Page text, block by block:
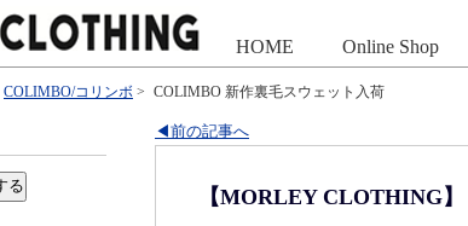
HOME Online Shop
COLIMBO/コリンボ > COLIMBO 新作裏毛スウェット入荷
◀前の記事へ
【MORLEY CLOTHING